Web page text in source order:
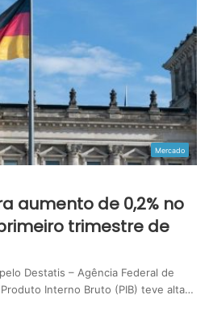
Mercado
aumento de 0,2% no
trimestre de
Destatis – Agência Federal de
Interno Bruto (PIB) teve alta…